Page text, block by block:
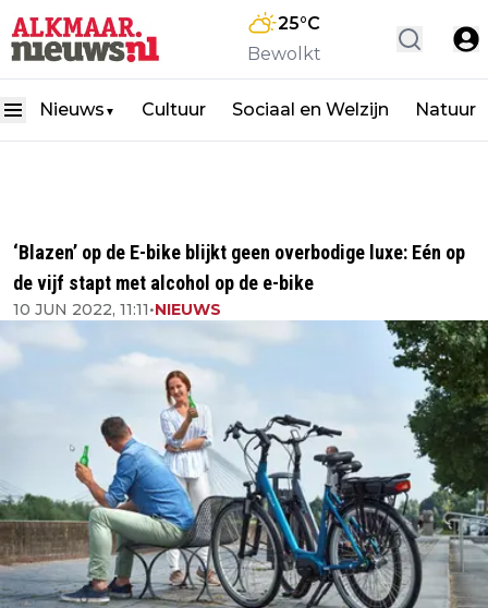
25°C
Bewolkt
Nieuws ▼ Cultuur Sociaal en Welzijn Natuur
‘Blazen’ op de E-bike blijkt geen overbodige luxe: Eén op
de vijf stapt met alcohol op de e-bike
10 JUN 2022, 11:11•NIEUWS